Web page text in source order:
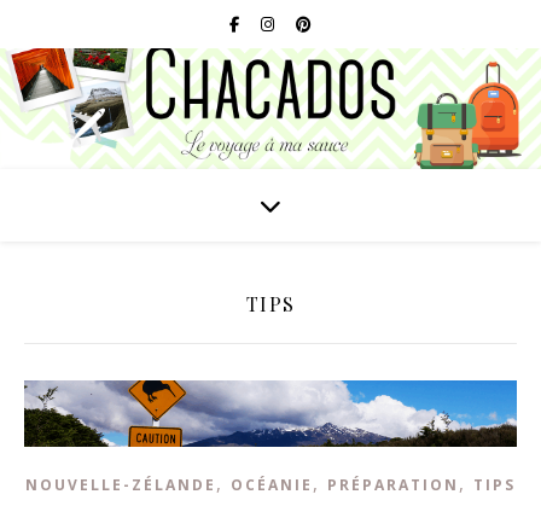
TIPS
NOUVELLE-ZÉLANDE , OCÉANIE , PRÉPARATION , TIPS